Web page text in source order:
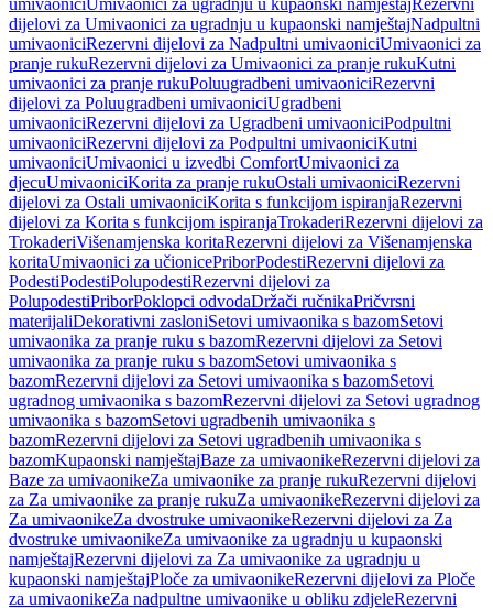
umivaoniciUmivaonici za ugradnju u kupaonski namještajRezervni
dijelovi za Umivaonici za ugradnju u kupaonski namještajNadpultni
umivaoniciRezervni dijelovi za Nadpultni umivaoniciUmivaonici za
pranje rukuRezervni dijelovi za Umivaonici za pranje rukuKutni
umivaonici za pranje rukuPoluugradbeni umivaoniciRezervni
dijelovi za Poluugradbeni umivaoniciUgradbeni
umivaoniciRezervni dijelovi za Ugradbeni umivaoniciPodpultni
umivaoniciRezervni dijelovi za Podpultni umivaoniciKutni
umivaoniciUmivaonici u izvedbi ComfortUmivaonici za
djecuUmivaoniciKorita za pranje rukuOstali umivaoniciRezervni
dijelovi za Ostali umivaoniciKorita s funkcijom ispiranjaRezervni
dijelovi za Korita s funkcijom ispiranjaTrokaderiRezervni dijelovi za
TrokaderiVišenamjenska koritaRezervni dijelovi za Višenamjenska
koritaUmivaonici za učionicePriborPodestiRezervni dijelovi za
PodestiPodestiPolupodestiRezervni dijelovi za
PolupodestiPriborPoklopci odvodaDržači ručnikaPričvrsni
materijaliDekorativni zasloniSetovi umivaonika s bazomSetovi
umivaonika za pranje ruku s bazomRezervni dijelovi za Setovi
umivaonika za pranje ruku s bazomSetovi umivaonika s
bazomRezervni dijelovi za Setovi umivaonika s bazomSetovi
ugradnog umivaonika s bazomRezervni dijelovi za Setovi ugradnog
umivaonika s bazomSetovi ugradbenih umivaonika s
bazomRezervni dijelovi za Setovi ugradbenih umivaonika s
bazomKupaonski namještajBaze za umivaonikeRezervni dijelovi za
Baze za umivaonikeZa umivaonike za pranje rukuRezervni dijelovi
za Za umivaonike za pranje rukuZa umivaonikeRezervni dijelovi za
Za umivaonikeZa dvostruke umivaonikeRezervni dijelovi za Za
dvostruke umivaonikeZa umivaonike za ugradnju u kupaonski
namještajRezervni dijelovi za Za umivaonike za ugradnju u
kupaonski namještajPloče za umivaonikeRezervni dijelovi za Ploče
za umivaonikeZa nadpultne umivaonike u obliku zdjeleRezervni